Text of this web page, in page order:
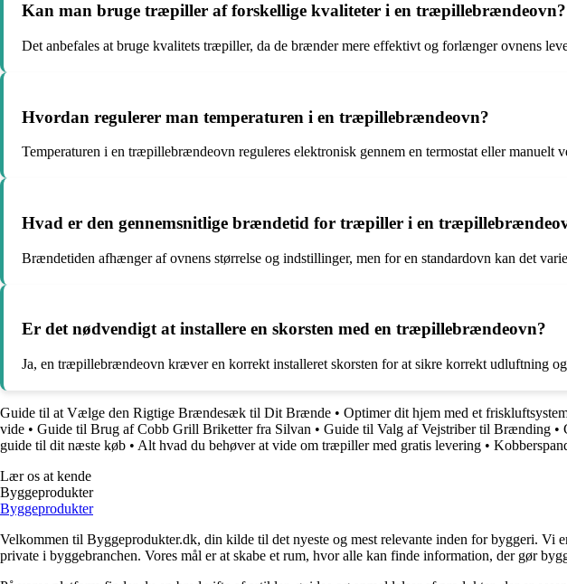
Kan man bruge træpiller af forskellige kvaliteter i en træpillebrændeovn?
Det anbefales at bruge kvalitets træpiller, da de brænder mere effektivt og forlænger ovnens
Hvordan regulerer man temperaturen i en træpillebrændeovn?
Temperaturen i en træpillebrændeovn reguleres elektronisk gennem en termostat eller manuelt
Hvad er den gennemsnitlige brændetid for træpiller i en
Brændetiden afhænger af ovnens størrelse og indstillinger, men for en standardovn kan det
Er det nødvendigt at installere en skorsten med en træpillebrændeovn?
Ja, en træpillebrændeovn kræver en korrekt installeret skorsten for at sikre korrekt udluftning
Guide til at Vælge den Rigtige Brændesæk til Dit Brænde • Optimer dit hjem med et
vide • Guide til Brug af Cobb Grill Briketter fra Silvan • Guide til Valg af Vejstriber til Brænding •
guide til dit næste køb • Alt hvad du behøver at vide om træpiller med gratis levering •
Lær os at kende
Byggeprodukter
Byggeprodukter
Velkommen til Byggeprodukter.dk, din kilde til det nyeste og mest relevante inden for byggeri. Vi
private i byggebranchen. Vores mål er at skabe et rum, hvor alle kan finde information, der gør